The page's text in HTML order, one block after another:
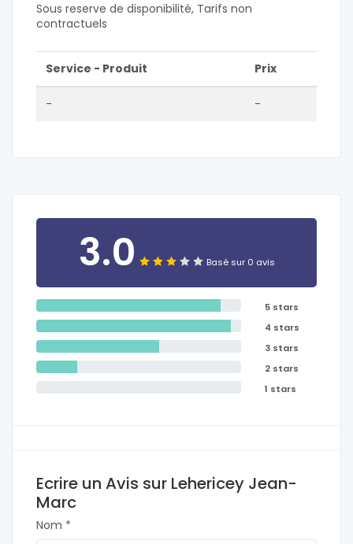
Sous reserve de disponibilité, Tarifs non
contractuels
Service - Produit Prix
- -
3.0 Basé sur 0 avis
5 stars
4 stars
3 stars
2 stars
1 stars
Ecrire un Avis sur Lehericey Jean-
Marc
Nom *